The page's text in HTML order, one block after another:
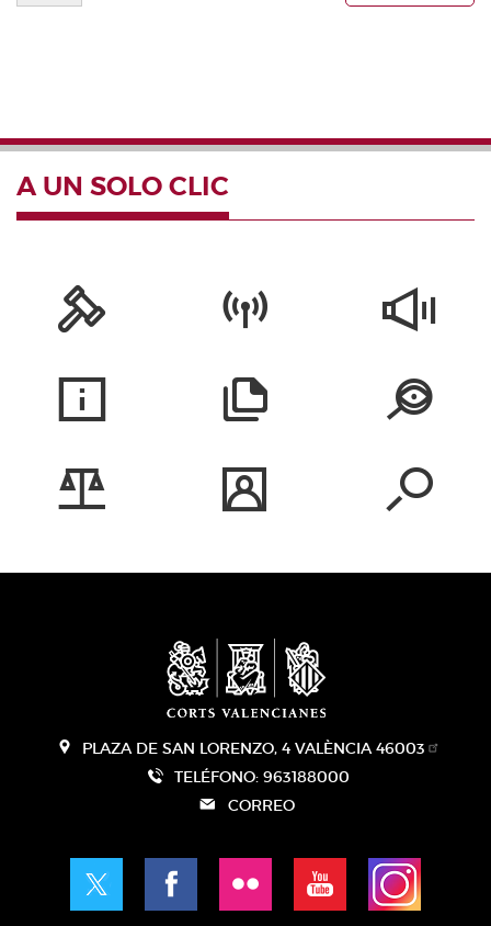
A UN SOLO CLIC
PLAZA DE SAN LORENZO, 4 VALÈNCIA 46003
TELÉFONO: 963188000
CORREO